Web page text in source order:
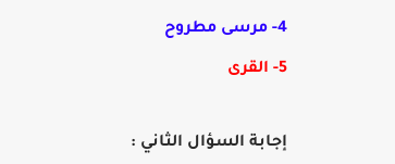
4- مرسى مطروح
5- القرى
إجابة السؤال الثاني :